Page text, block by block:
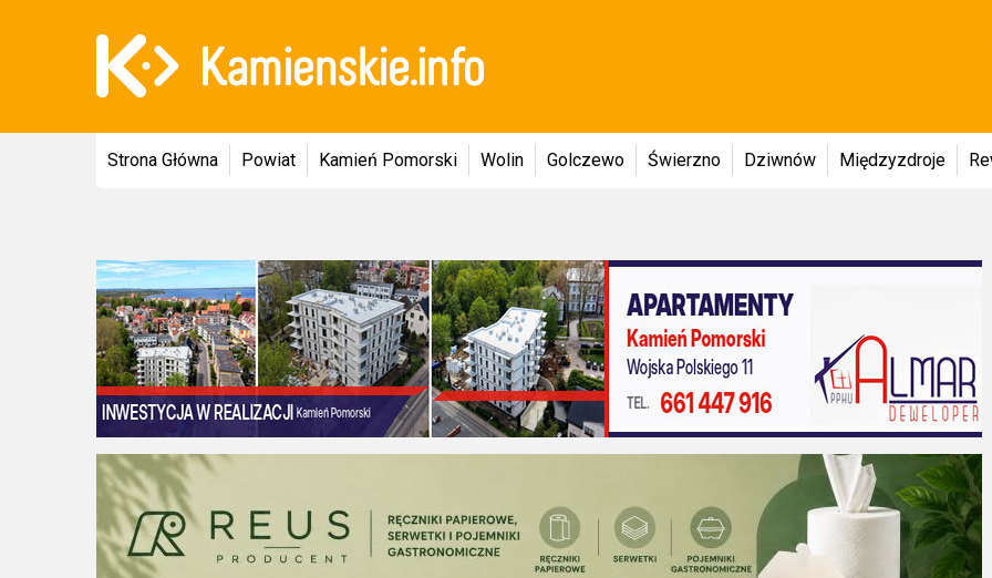
Strona Główna Powiat Kamień Pomorski Wolin Golczewo Świerzno Dziwnów Międzyzdroje